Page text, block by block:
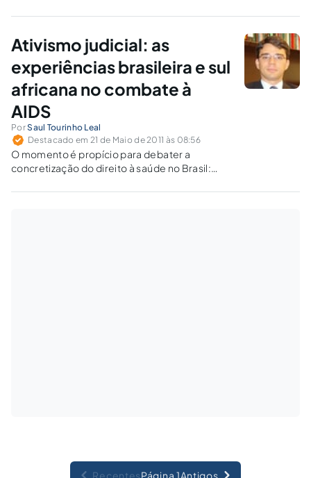
convidados tinham a ciência de que entre eles havia pelo
Ativismo judicial: as
experiências brasileira e sul
africana no combate à
AIDS
PorSaul Tourinho Leal
Destacado em 21 de Maio de 2011 às 08:56
O momento é propício para debater a
concretização do direito à saúde no Brasil:
discussão definitiva acerca de pontos cruciais
RecentesPágina 1Antigos